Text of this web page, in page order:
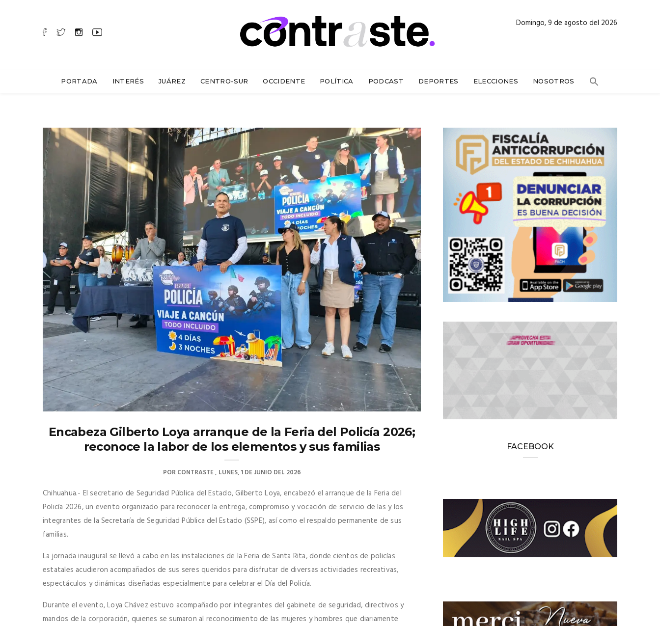
Domingo, 9 de agosto del 2026
PORTADA INTERÉS JUÁREZ CENTRO-SUR OCCIDENTE POLÍTICA PODCAST DEPORTES ELECCIONES NOSOTROS
Encabeza Gilberto Loya arranque de la Feria del Policía 2026;
reconoce la labor de los elementos y sus familias
PORCONTRASTE LUNES, 1 DE JUNIO DEL 2026
Chihuahua.- El secretario de Seguridad Pública del Estado, Gilberto Loya, encabezó el arranque de la Feria del
Policía 2026, un evento organizado para reconocer la entrega, compromiso y vocación de servicio de las y los
integrantes de la Secretaría de Seguridad Pública del Estado (SSPE), así como el respaldo permanente de sus
familias.
La jornada inaugural se llevó a cabo en las instalaciones de la Feria de Santa Rita, donde cientos de policías
estatales acudieron acompañados de sus seres queridos para disfrutar de diversas actividades recreativas,
espectáculos y dinámicas diseñadas especialmente para celebrar el Día del Policía.
Durante el evento, Loya Chávez estuvo acompañado por integrantes del gabinete de seguridad, directivos y
mandos de la corporación, quienes se sumaron al reconocimiento de las mujeres y hombres que diariamente
FACEBOOK